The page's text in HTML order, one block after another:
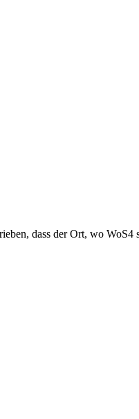
dass der Ort, wo WoS4